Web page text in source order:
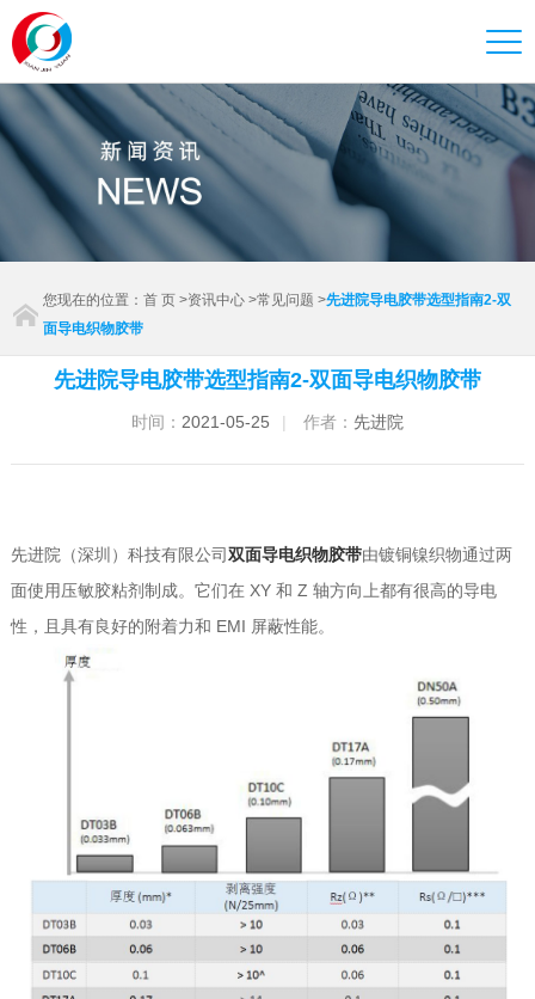
您现在的位置：首 页 >资讯中心 >常见问题 >先进院导电胶带选型指南2-双
面导电织物胶带
先进院导电胶带选型指南2-双面导电织物胶带
时间： 2021-05-25 | 作者： 先进院
先进院（深圳）科技有限公司双面导电织物胶带由镀铜镍织物通过两
面使用压敏胶粘剂制成。它们在 XY 和 Z 轴方向上都有很高的导电
性，且具有良好的附着力和 EMI 屏蔽性能。